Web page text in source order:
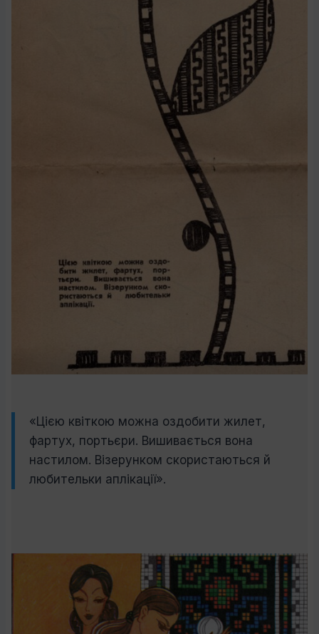
«Цією квіткою можна оздобити жилет,
фартух, портьєри. Вишивається вона
настилом. Візерунком скористаються й
любительки аплікації».